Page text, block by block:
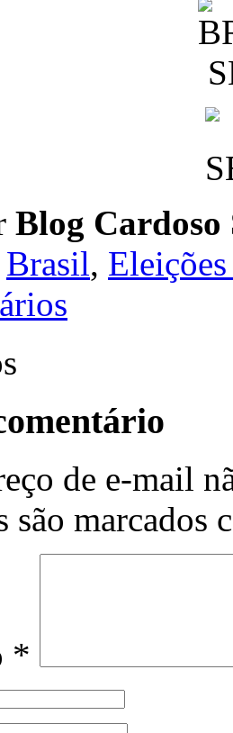
Blog Cardoso
Brasil,
de e-mail
são marcados
*